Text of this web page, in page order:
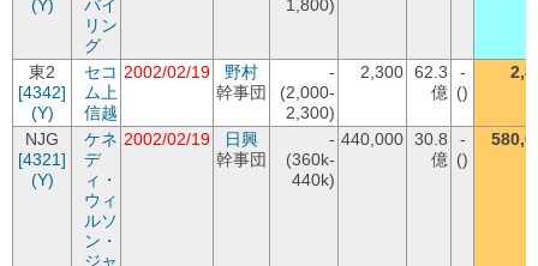
(Y)
バイ
リン
グ
1,800)
東2
[4342]
(Y)
セコ
ム上
信越
2002/02/19
野村
幹事団
-
(2,000-
2,300)
2,300 62.3
億
-
()
NJG
[4321]
(Y)
ケネ
デ
ィ・
ウィ
ルソ
ン・
ジャ
2002/02/19
日興
幹事団
-
(360k-
440k)
440,000 30.8
億
-
()